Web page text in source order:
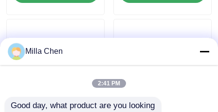
মামলা
ফাইবার অপটিক অবসান বক্স
Milla Chen
2:41 PM
Good day, what product are you looking